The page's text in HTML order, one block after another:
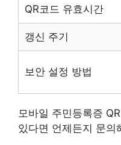
QR코드 유효시간
갱신 주기
보안 설정 방법
모바일 주민등록증
있다면 언제든지 문의